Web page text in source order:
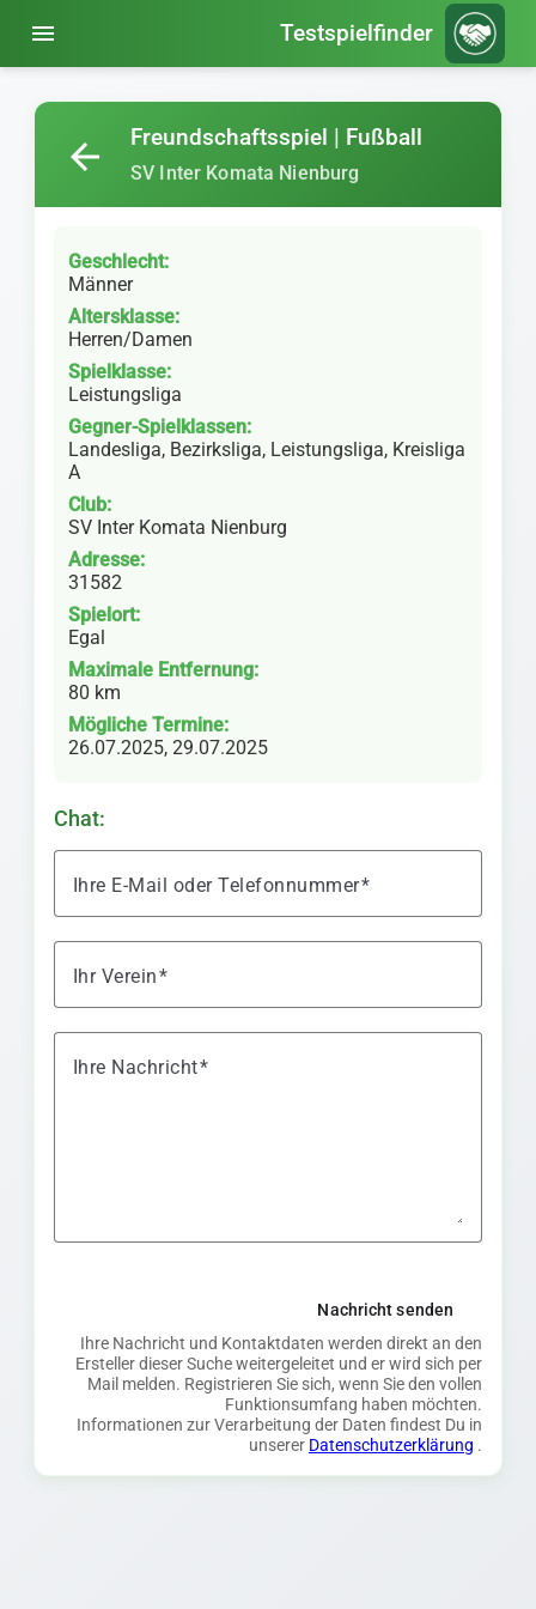
menu Testspielfinder
Freundschaftsspiel | Fußball
SV Inter Komata Nienburg
arrow_back
Geschlecht:
Männer
Altersklasse:
Herren/Damen
Spielklasse:
Leistungsliga
Gegner-Spielklassen:
Landesliga, Bezirksliga, Leistungsliga, Kreisliga
A
Club:
SV Inter Komata Nienburg
Adresse:
31582
Spielort:
Egal
Maximale Entfernung:
80 km
Mögliche Termine:
26.07.2025, 29.07.2025
Chat:
Ihre E-Mail oder Telefonnummer
Ihr Verein
Ihre Nachricht
Nachricht senden
Ihre Nachricht und Kontaktdaten werden direkt an den
Ersteller dieser Suche weitergeleitet und er wird sich per
Mail melden. Registrieren Sie sich, wenn Sie den vollen
Funktionsumfang haben möchten.
Informationen zur Verarbeitung der Daten findest Du in
unserer Datenschutzerklärung .